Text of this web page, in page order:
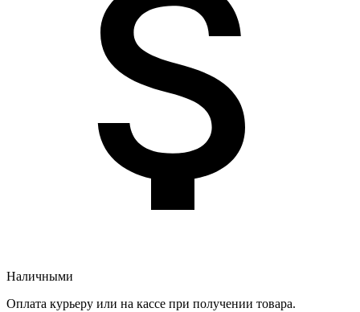
Наличными
Оплата курьеру или на кассе при получении товара.